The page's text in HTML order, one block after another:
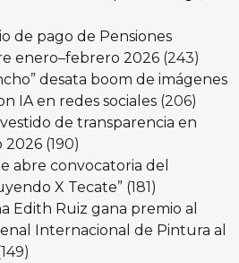
de pago de Pensiones
enero–febrero 2026 (243)
desata boom de imágenes
IA en redes sociales (206)
de transparencia en
2026 (190)
abre convocatoria del
X Tecate” (181)
Edith Ruiz gana premio al
Internacional de Pintura al